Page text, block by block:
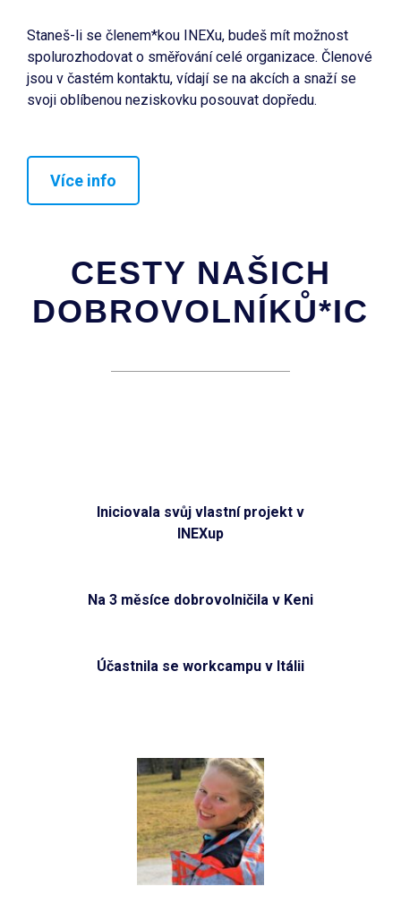
Staneš-li se členem*kou INEXu, budeš mít možnost
spolurozhodovat o směřování celé organizace. Členové
jsou v častém kontaktu, vídají se na akcích a snaží se
svoji oblíbenou neziskovku posouvat dopředu.
Více info
CESTY NAŠICH
DOBROVOLNÍKŮ*IC
Iniciovala svůj vlastní projekt v
INEXup
Na 3 měsíce dobrovolničila v Keni
Účastnila se workcampu v Itálii